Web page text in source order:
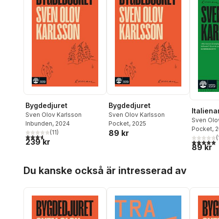
Bygdedjuret
Sven Olov Karlsson
Inbunden, 2024
3,6utav 5 stjärnor. Totalt antal röster:
(11)
239 kr
Bygdedjuret
Sven Olov Karlsson
Pocket, 2025
89 kr
Sven
Pocket,
5,0utav 5(
89 kr
Du kanske också är intresserad av